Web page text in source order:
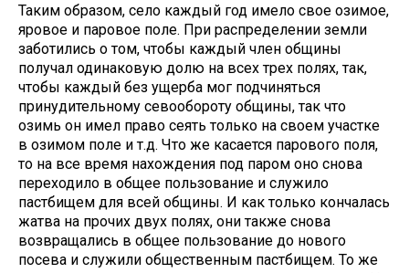
Таким образом, село каждый год имело свое озимое,
яровое и паровое поле. При распределении земли
заботились о том, чтобы каждый член общины
получал одинаковую долю на всех трех полях, так,
чтобы каждый без ущерба мог подчиняться
принудительному севообороту общины, так что
озимь он имел право сеять только на своем участке
в озимом поле и т.д. Что же касается парового поля,
то на все время нахождения под паром оно снова
переходило в общее пользование и служило
пастбищем для всей общины. И как только кончалась
жатва на прочих двух полях, они также снова
возвращались в общее пользование до нового
посева и служили общественным пастбищем. То же